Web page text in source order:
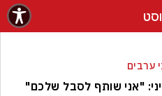
ערבים
"אני שותף לסבל שלכם"